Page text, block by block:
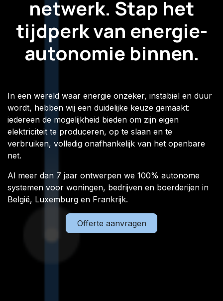
netwerk. Stap het
tijdperk van energie-
autonomie binnen.
In een wereld waar energie onzeker, instabiel en duur
wordt, hebben wij een duidelijke keuze gemaakt:
iedereen de mogelijkheid bieden om zijn eigen
elektriciteit te produceren, op te slaan en te
verbruiken, volledig onafhankelijk van het openbare
net.
Al meer dan 7 jaar ontwerpen we 100% autonome
systemen voor woningen, bedrijven en boerderijen in
België, Luxemburg en Frankrijk.​
Offerte aanvragen